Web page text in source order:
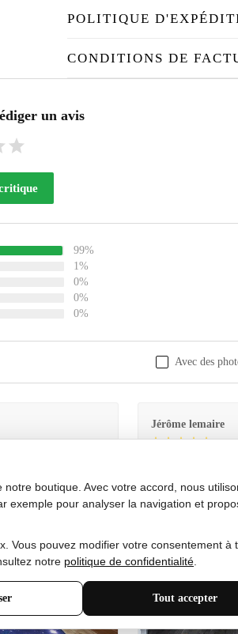
POLITIQUE
CONDITIONS DE
un avis
99%
1%
0%
0%
0%
Avec des
Jérôme lemaire
boutique. Avec votre accord, nous
exemple pour analyser la navigation et
Vous pouvez modifier votre consentement à
notre politique de confidentialité
Tout accepter